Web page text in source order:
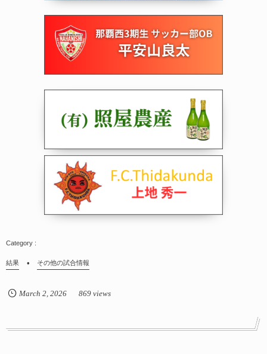
結果 その他の試合情報
March 2, 2026 869 views